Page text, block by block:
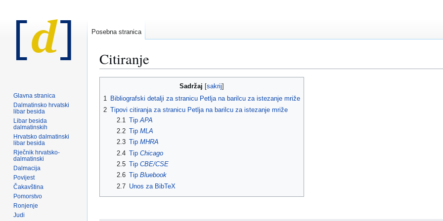
Citiranje
navigaciju
pretraživanje
Sadržaj
1 Bibliografski detalji za stranicu Petlja na barilcu za istezanje mriže
2 Tipovi citiranja za stranicu Petlja na barilcu za istezanje mriže
2.1
Tip APA
2.2 Tip MLA
2.3 Tip MHRA
2.4 Tip Chicago
2.5 Tip CBE/CSE
2.6 Tip Bluebook
2.7 Unos za BibTeX
Posebna stranica
Glavna stranica
Dalmatinsko hrvatski
libar besida
Libar besida
dalmatinskih
Hrvatsko dalmatinski
libar besida
Rječnik hrvatsko-
dalmatinski
Dalmacija
Povijest
Čakavština
Pomorstvo
Ronjenje
Judi